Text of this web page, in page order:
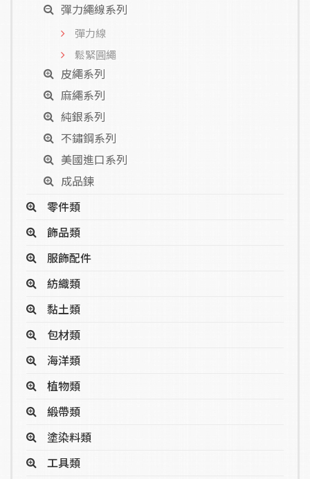
彈力繩線系列
彈力線
鬆緊圓繩
皮繩系列
麻繩系列
純銀系列
不鏽鋼系列
美國進口系列
成品鍊
零件類
飾品類
服飾配件
紡織類
黏土類
包材類
海洋類
植物類
緞帶類
塗染料類
工具類